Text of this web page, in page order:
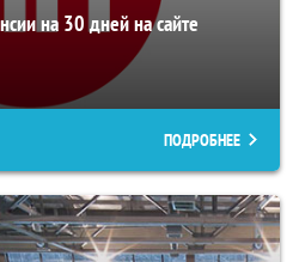
на 30 дней на сайте
ПОДРОБНЕЕ